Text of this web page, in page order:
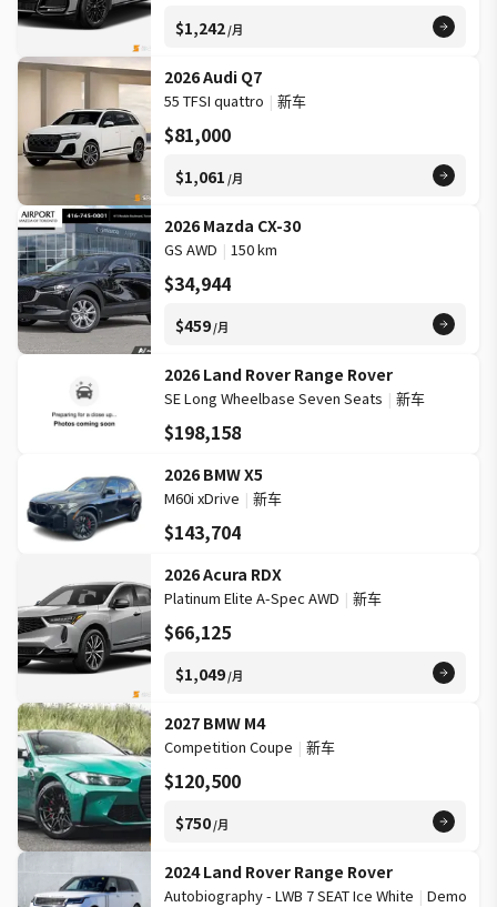
$1,242/月
2026 Audi Q7
55 TFSI quattro | 新车
$81,000
$1,061 /月
2026 Mazda CX-30
GS AWD | 150 km
$34,944
$459/月
2026 Land Rover Range Rover
SE Long Wheelbase Seven Seats | 新车
$198,158
2026 BMW X5
M60i xDrive | 新车
$143,704
2026 Acura RDX
Platinum Elite A-Spec AWD | 新车
$66,125
$1,049/月
2027 BMW M4
Competition Coupe | 新车
$120,500
$750/月
2024 Land Rover Range Rover
Autobiography - LWB 7 SEAT Ice White | Demo